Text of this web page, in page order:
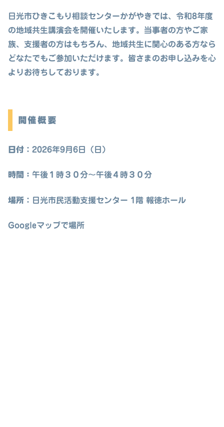
日光市ひきこもり相談センターかがやきでは、令和8年度
の地域共生講演会を開催いたします。当事者の方やご家
族、支援者の方はもちろん、地域共生に関心のある方なら
どなたでもご参加いただけます。皆さまのお申し込みを心
よりお待ちしております。
開催概要
日付 ：2026年9月6日（日）
時間： 午後１時３０分～午後４時３０分
場所 ：日光市民活動支援センター 1階 報徳ホール
Googleマップで場所